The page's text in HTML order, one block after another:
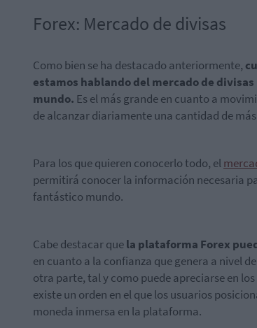
Forex: Mercado de divisas
Como bien se ha destacado anteriormente,
estamos hablando del mercado de
mundo. Es el más grande en cuanto a
de alcanzar diariamente una cantidad de
Para los que quieren conocerlo todo, el
permitirá conocer la información necesaria
fantástico mundo.
Cabe destacar quela plataforma Forex
en cuanto a la confianza que genera a nivel
otra parte, tal y como puede apreciarse en
existe un orden en el que los usuarios
moneda inmersa en la plataforma.